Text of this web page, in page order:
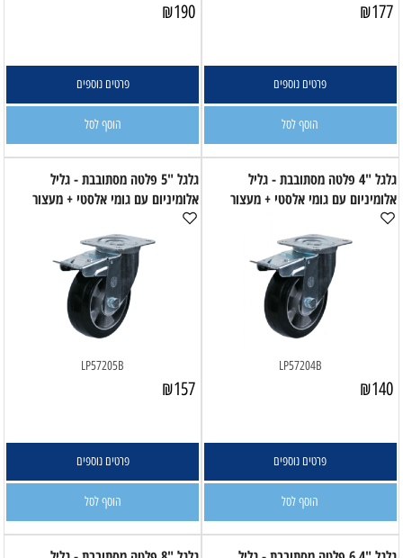
₪177
פרטים נוספים
הוסף לסל
₪190
פרטים נוספים
הוסף לסל
גלגל "4 פלטה מסתובבת - גליל
אלומיניום עם גומי אלסטי + מעצור
LP57204B
₪140
פרטים נוספים
הוסף לסל
גלגל "5 פלטה מסתובבת - גליל
אלומיניום עם גומי אלסטי + מעצור
LP57205B
₪157
פרטים נוספים
הוסף לסל